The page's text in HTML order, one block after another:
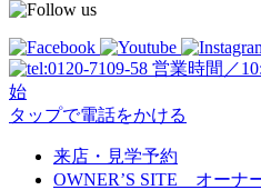
営業時間／
始
タップで電話をかける
来店・見学予約
OWNER’S SITE オーナ